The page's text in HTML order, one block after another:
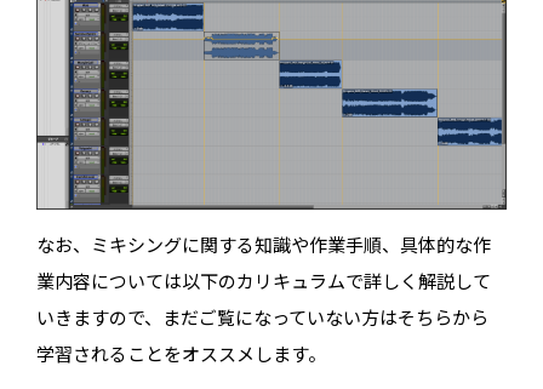
なお、ミキシングに関する知識や作業手順、具体的な作
業内容については以下のカリキュラムで詳しく解説して
いきますので、まだご覧になっていない方はそちらから
学習されることをオススメします。